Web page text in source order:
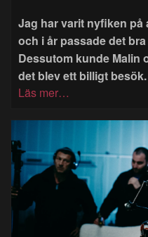
Jag har varit nyfiken på
och i år passade det
Dessutom kunde Malin
det blev ett billigt besök.
Läs mer…